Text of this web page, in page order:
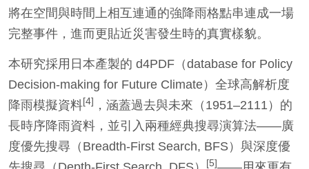
將在空間與時間上相互連通的強降雨格點串連成一場
完整事件，進而更貼近災害發生時的真實樣貌。
本研究採用日本產製的 d4PDF（database for Policy
Decision-making for Future Climate）全球高解析度
降雨模擬資料[4]
，涵蓋過去與未來（1951–2111）的
長時序降雨資料，並引入兩種經典搜尋演算法——廣
度優先搜尋（Breadth-First Search, BFS）與深度優
[5]